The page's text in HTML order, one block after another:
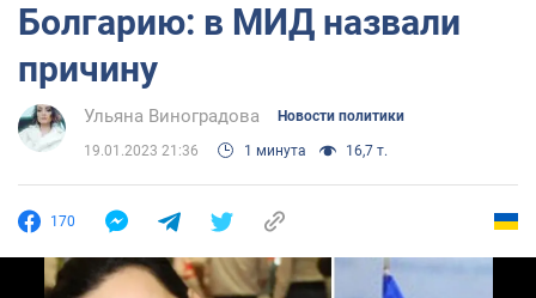
Болгарию: в МИД назвали
причину
Ульяна Виноградова Новости политики
19.01.2023 21:36 1 минута 16,7 т.
170